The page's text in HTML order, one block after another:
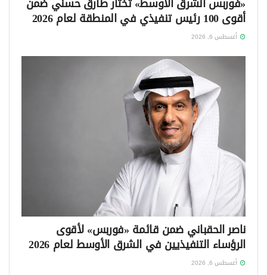
أقوى 100 رئيس تنفيذي في المنطقة لعام 2026
أغسطس 6, 2026
ناصر الحقباني ضمن قائمة «فوربس» لأقوى
الرؤساء التنفيذيين في الشرق الأوسط لعام 2026
أغسطس 6, 2026